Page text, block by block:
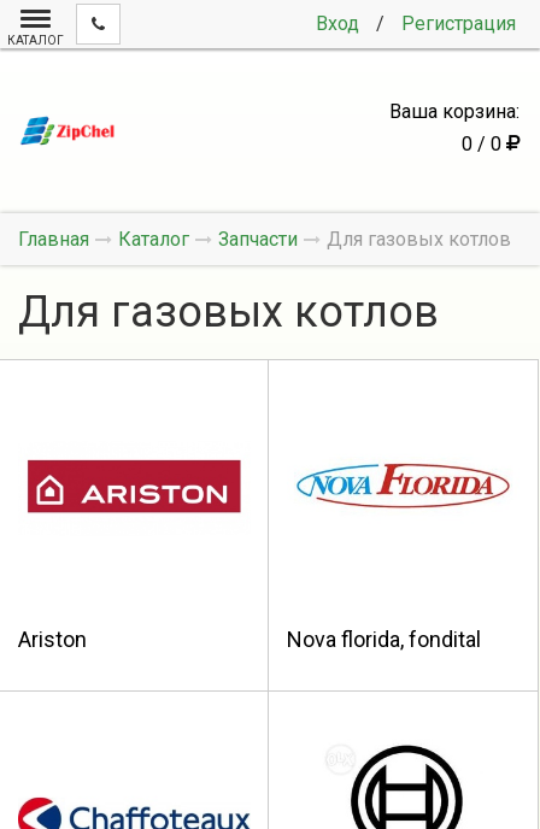
Вход / Регистрация
КАТАЛОГ
Ваша корзина:
0 / 0
Главная Каталог Запчасти Для газовых котлов
Для газовых котлов
Ariston Nova florida, fondital